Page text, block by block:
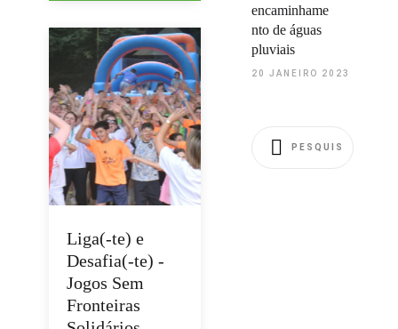
Liga(-te) e
Desafia(-te) -
Jogos Sem
Fronteiras
encaminhame
nto de águas
pluviais
20 JANEIRO 2023